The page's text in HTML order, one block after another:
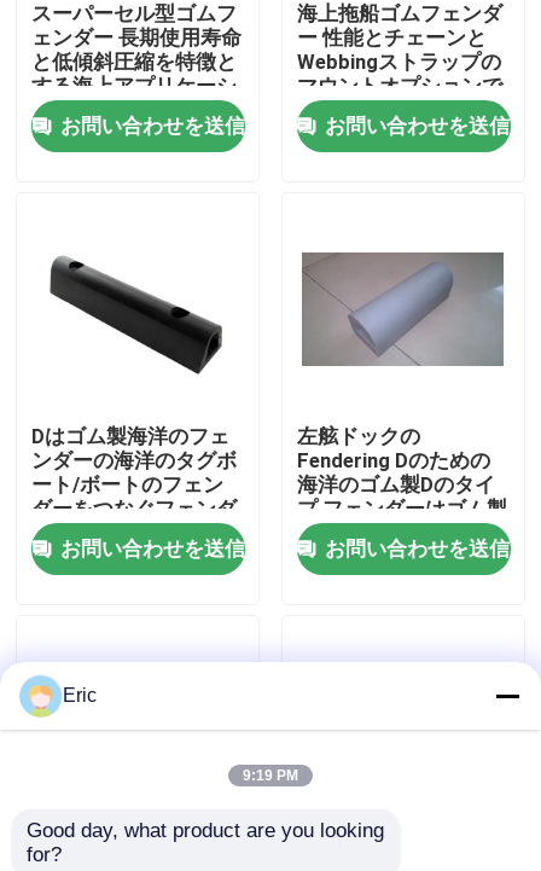
企業情報
品質管理
お問い合わせ
Company News
海洋の Windows
スーパーセル型ゴムフ
ェンダー 長期使用寿命
と低傾斜圧縮を特徴と
する海上アプリケーシ
ョン
お問い合わせを送信
海上拖船ゴムフェンダ
ー 性能とチェーンと
Webbingストラップの
マウントオプションで
簡単にインストール
お問い合わせを送信
Dはゴム製海洋のフェ
ンダーの海洋のタグボ
ート/ボートのフェン
ダーをつなぐフェンダ
ーを形づける
お問い合わせを送信
左舷ドックの
Fendering Dのための
海洋のゴム製Dのタイ
プ フェンダーはゴム製
フェンダーを形づける
お問い合わせを送信
D 形 作業船/リグボー
Eric
9:19 PM
Good day, what product are you looking
for?